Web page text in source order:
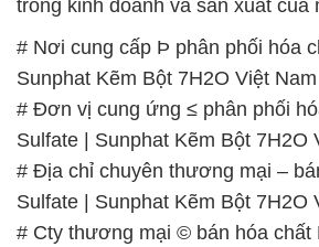
# Nhà kinh doanh Σ bán hóa chất
Sunphat Kẽm Bột 7H2O Việt Nam
# Cty cung cấp ¯ thương mại hóa
| Sunphat Kẽm Bột 7H2O Việt
# Đơn vị chuyên thương mại ↔
Kẽm Sulfate | Sunphat Kẽm Bột
# Đơn vị chuyên kinh doanh ≤ bán
Sulfate | Sunphat Kẽm Bột 7H2O